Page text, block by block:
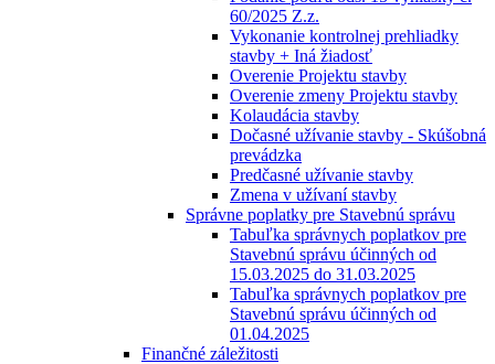
60/2025 Z.z.
Vykonanie kontrolnej prehliadky
stavby + Iná žiadosť
Overenie Projektu stavby
Overenie zmeny Projektu stavby
Kolaudácia stavby
Dočasné užívanie stavby - Skúšobná
prevádzka
Predčasné užívanie stavby
Zmena v užívaní stavby
Správne poplatky pre Stavebnú správu
Tabuľka správnych poplatkov pre
Stavebnú správu účinných od
15.03.2025 do 31.03.2025
Tabuľka správnych poplatkov pre
Stavebnú správu účinných od
01.04.2025
Finančné záležitosti